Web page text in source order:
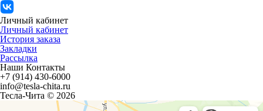
Личный кабинет
Личный кабинет
История заказа
Закладки
Рассылка
Наши Контакты
+7 (914) 430-6000
info@tesla-chita.ru
Тесла-Чита © 2026